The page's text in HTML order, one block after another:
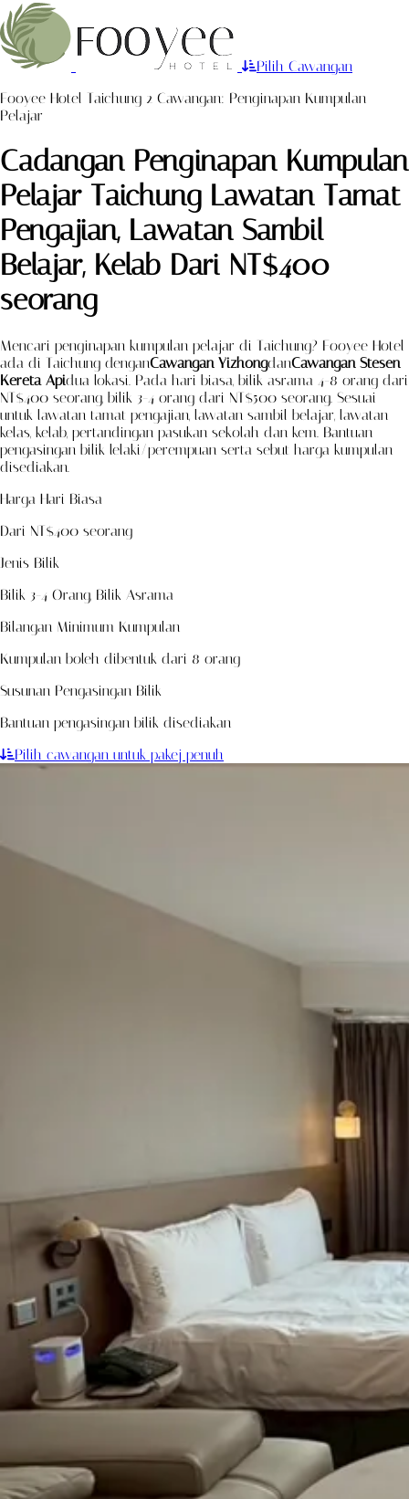
Pilih Cawangan
Fooyee Hotel Taichung 2 Cawangan: Penginapan Kumpulan
Pelajar
Cadangan Penginapan Kumpulan
Pelajar Taichung Lawatan Tamat
Pengajian, Lawatan Sambil
Belajar, Kelab Dari NT$400
seorang
Mencari penginapan kumpulan pelajar di Taichung? Fooyee Hotel
ada di Taichung denganCawangan YizhongdanCawangan Stesen
Kereta Apidua lokasi. Pada hari biasa, bilik asrama 4-8 orang dari
NT$400 seorang, bilik 3-4 orang dari NT$500 seorang. Sesuai
untuk lawatan tamat pengajian, lawatan sambil belajar, lawatan
kelas, kelab, pertandingan pasukan sekolah dan kem. Bantuan
pengasingan bilik lelaki/perempuan serta sebut harga kumpulan
disediakan.
Harga Hari Biasa
Dari NT$400 seorang
Jenis Bilik
Bilik 3-4 Orang, Bilik Asrama
Bilangan Minimum Kumpulan
Kumpulan boleh dibentuk dari 8 orang
Susunan Pengasingan Bilik
Bantuan pengasingan bilik disediakan
Pilih cawangan untuk pakej penuh